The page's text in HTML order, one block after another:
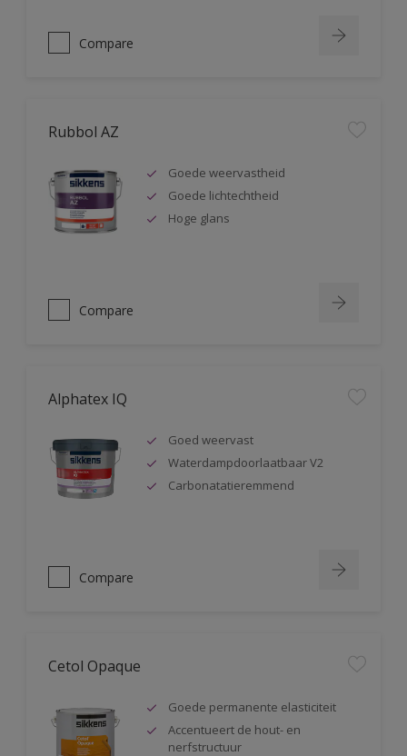
Compare
Rubbol AZ
Goede weervastheid
Goede lichtechtheid
Hoge glans
Compare
Alphatex IQ
Goed weervast
Waterdampdoorlaatbaar V2
Carbonatatieremmend
Compare
Cetol Opaque
Goede permanente elasticiteit
Accentueert de hout- en
nerfstructuur